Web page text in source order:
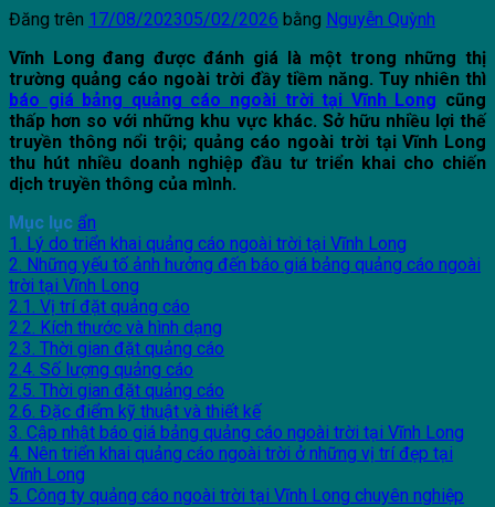
Đăng trên 17/08/202305/02/2026 bằng Nguyễn Quỳnh
Vĩnh Long đang được đánh giá là một trong những thị
trường quảng cáo ngoài trời đầy tiềm năng. Tuy nhiên thì
báo giá bảng quảng cáo ngoài trời tại Vĩnh Long cũng
thấp hơn so với những khu vực khác. Sở hữu nhiều lợi thế
truyền thông nổi trội; quảng cáo ngoài trời tại Vĩnh Long
thu hút nhiều doanh nghiệp đầu tư triển khai cho chiến
dịch truyền thông của mình.
Mục lục ẩn
1. Lý do triển khai quảng cáo ngoài trời tại Vĩnh Long
2. Những yếu tố ảnh hưởng đến báo giá bảng quảng cáo ngoài
trời tại Vĩnh Long
2.1. Vị trí đặt quảng cáo
2.2. Kích thước và hình dạng
2.3. Thời gian đặt quảng cáo
2.4. Số lượng quảng cáo
2.5. Thời gian đặt quảng cáo
2.6. Đặc điểm kỹ thuật và thiết kế
3. Cập nhật báo giá bảng quảng cáo ngoài trời tại Vĩnh Long
4. Nên triển khai quảng cáo ngoài trời ở những vị trí đẹp tại
Vĩnh Long
5. Công ty quảng cáo ngoài trời tại Vĩnh Long chuyên nghiệp